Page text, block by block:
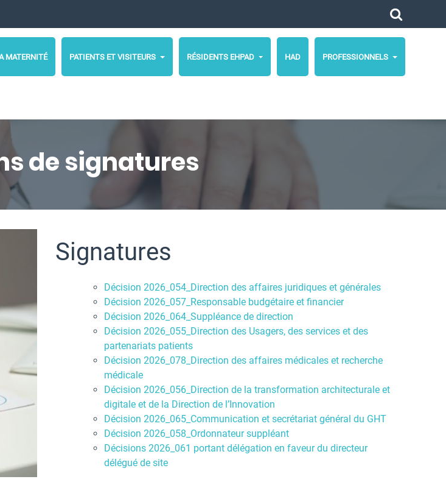
MATERNITÉ PATIENTS ET VISITEURS RÉSIDENTS EHPAD HAD PROFESSIONNELS
de signatures
Signatures
Décision 2026_054_Direction des affaires juridiques et générales
Décision 2026_057_Responsable budgétaire et financier
Décision 2026_064_Suppléance de direction
Décision 2026_055_Direction des Usagers, des services et des
partenariats patients
Décision 2026_078_Direction des affaires médicales et recherche
médicale
Décision 2026_056_Direction de la transformation architecturale et
digitale et de la Direction de l’Innovation
Décision 2026_065_Communication et secrétariat général du GHT
Décision 2026_058_Ordonnateur suppléant
Décisions 2026_061 portant délégation en faveur du directeur
délégué de site